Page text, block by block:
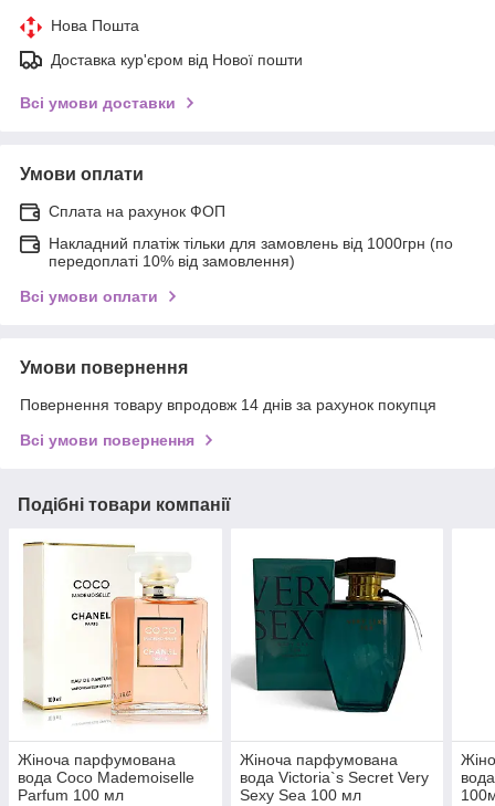
Нова Пошта
Доставка кур'єром від Нової пошти
Всі умови доставки
Умови оплати
Сплата на рахунок ФОП
Накладний платіж тільки для замовлень від 1000грн (по
передоплаті 10% від замовлення)
Всі умови оплати
Умови повернення
Повернення товару впродовж 14 днів за рахунок покупця
Всі умови повернення
Подібні товари компанії
Жіноча парфумована
вода Coco Mademoiselle
Parfum 100 мл
Жіноча парфумована
вода Victoria`s Secret Very
Sexy Sea 100 мл